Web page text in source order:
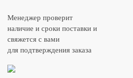
Менеджер проверит
наличие и сроки поставки и
свяжется с вами
для подтверждения заказа